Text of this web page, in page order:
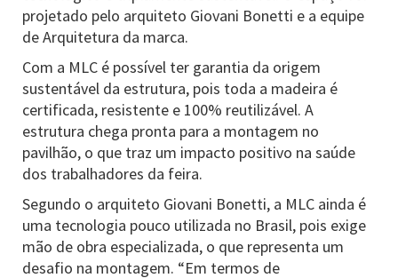
projetado pelo arquiteto Giovani Bonetti e a equipe
de Arquitetura da marca.
Com a MLC é possível ter garantia da origem
sustentável da estrutura, pois toda a madeira é
certificada, resistente e 100% reutilizável. A
estrutura chega pronta para a montagem no
pavilhão, o que traz um impacto positivo na saúde
dos trabalhadores da feira.
Segundo o arquiteto Giovani Bonetti, a MLC ainda é
uma tecnologia pouco utilizada no Brasil, pois exige
mão de obra especializada, o que representa um
desafio na montagem. “Em termos de